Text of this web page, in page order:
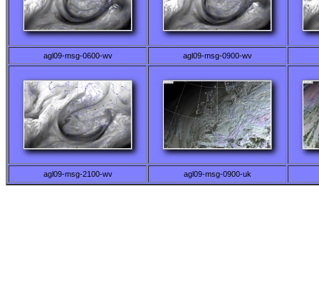
agl09-msg-0600-wv agl09-msg-0900-wv
agl09-msg-2100-wv agl09-msg-0900-uk